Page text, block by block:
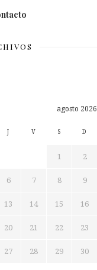
agosto 2026
J V S D
1 2
6 7 8 9
13 14 15 16
20 21 22 23
27 28 29 30